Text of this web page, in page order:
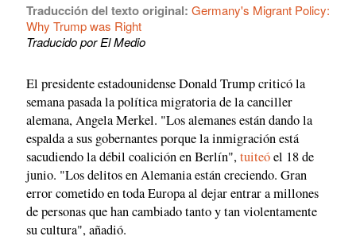
Traducción del texto original: Germany's Migrant Policy:
Why Trump was Right
Traducido por El Medio
El presidente estadounidense Donald Trump criticó la
semana pasada la política migratoria de la canciller
alemana, Angela Merkel. "Los alemanes están dando la
espalda a sus gobernantes porque la inmigración está
sacudiendo la débil coalición en Berlín",tuiteóel 18 de
junio. "Los delitos en Alemania están creciendo. Gran
error cometido en toda Europa al dejar entrar a millones
de personas que han cambiado tanto y tan violentamente
su cultura", añadió.